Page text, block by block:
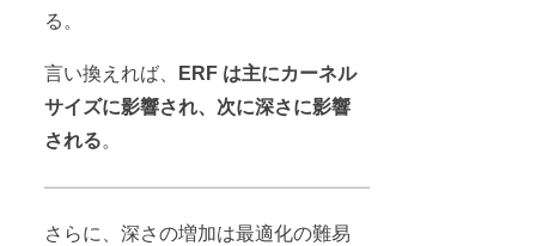
る。
言い換えれば、
ERF は主にカーネル
サイズに影響され、次に深さに影響
される。
さらに、深さの増加は最適化の難易